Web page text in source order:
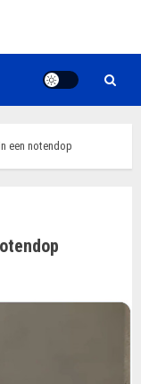
een notendop